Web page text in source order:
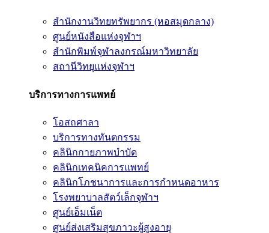
สำนักงานวิทยทรัพยากร (หอสมุดกลาง)
ศูนย์หนังสือแห่งจุฬาฯ
สำนักพิมพ์จุฬาลงกรณ์มหาวิทยาลัย
สถานีวิทยุแห่งจุฬาฯ
บริการทางการแพทย์
โอสถศาลา
บริการทางทันตกรรม
คลินิกกายภาพบำบัด
คลินิกเทคนิคการแพทย์
คลินิกโภชนาการและการกำหนดอาหาร
โรงพยาบาลสัตว์เล็กจุฬาฯ
ศูนย์เอ็มเน็ต
ศูนย์ส่งเสริมสุขภาวะผู้สูงอายุ